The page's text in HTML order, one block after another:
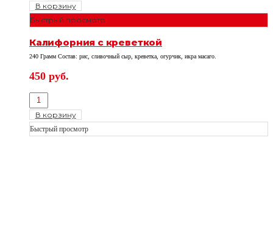
В корзину
Быстрый просмотр
Калифорния с креветкой
240 Грамм Состав: рис, сливочный сыр, креветка, огурчик, икра масаго.
450 руб.
В корзину
Быстрый просмотр